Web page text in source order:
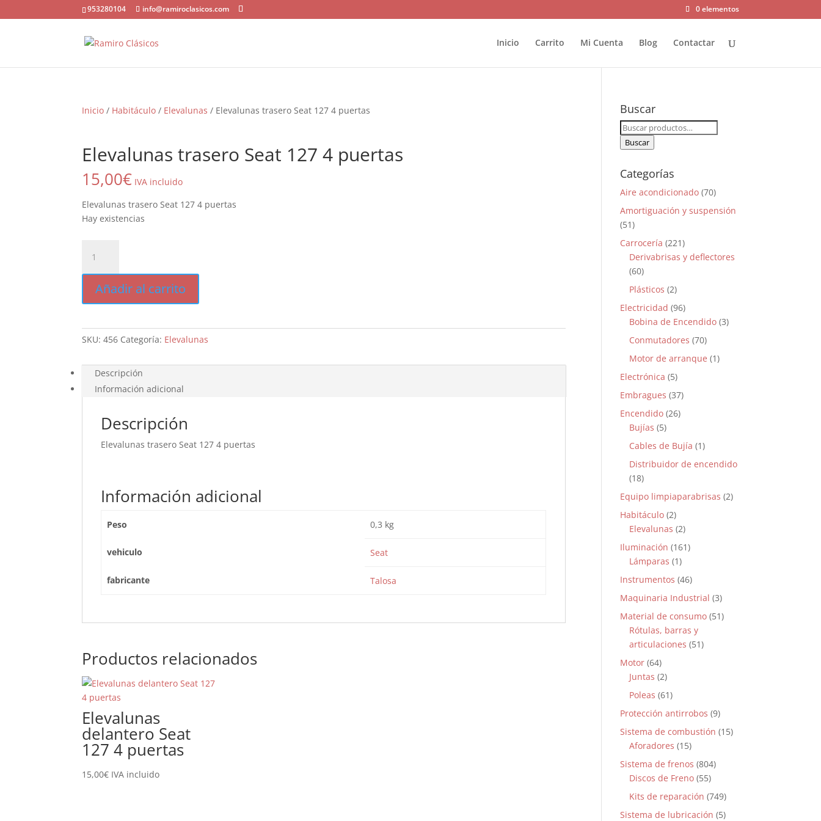
953280104 info@ramiroclasicos.com 0 elementos
Inicio Carrito Mi Cuenta Blog Contactar
Inicio / Habitáculo / Elevalunas / Elevalunas trasero Seat 127 4 puertas
Elevalunas trasero Seat 127 4 puertas
15,00€ IVA incluido
Elevalunas trasero Seat 127 4 puertas
Hay existencias
trasero
Seat
127
4
cantidad
Añadir al carrito
SKU:456 Categoría: Elevalunas
Descripción
Información adicional
Descripción
Elevalunas trasero Seat 127 4 puertas
Información adicional
Peso 0,3 kg
vehiculo Seat
fabricante Talosa
Productos relacionados
Elevalunas
delantero Seat
127 4 puertas
15,00€ IVA incluido
Buscar
Buscar
por:
Buscar
Categorías
Aire acondicionado (70)
Amortiguación y suspensión
(51)
Carrocería (221)
Derivabrisas y deflectores
(60)
Plásticos (2)
Electricidad (96)
Bobina de Encendido (3)
Conmutadores (70)
Motor de arranque (1)
Electrónica (5)
Embragues (37)
Encendido (26)
Bujías (5)
Cables de Bujía (1)
Distribuidor de encendido
(18)
Equipo limpiaparabrisas (2)
Habitáculo (2)
Elevalunas (2)
Iluminación (161)
Lámparas (1)
Instrumentos (46)
Maquinaria Industrial (3)
Material de consumo (51)
Rótulas, barras y
articulaciones (51)
Motor (64)
Juntas (2)
Poleas (61)
Protección antirrobos (9)
Sistema de combustión (15)
Aforadores (15)
Sistema de frenos (804)
Discos de Freno (55)
Kits de reparación (749)
Sistema de lubricación (5)